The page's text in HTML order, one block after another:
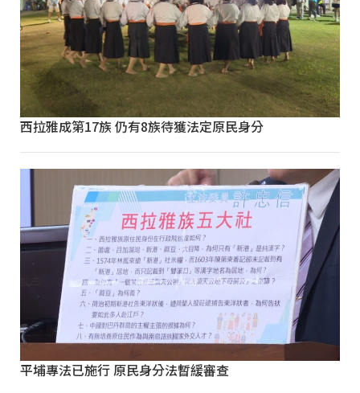
西拉雅成第17族 仍有8族待獲法定原民身分
平埔專法已施行 原民身分法暫緩審查